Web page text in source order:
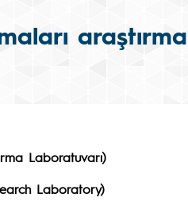
araştırma
Laboratuvarı)
Laboratory)